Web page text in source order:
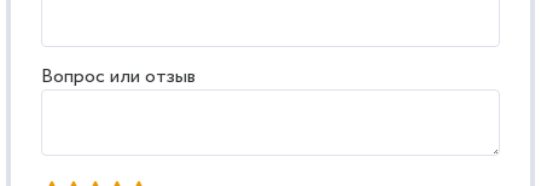
Вопрос или отзыв